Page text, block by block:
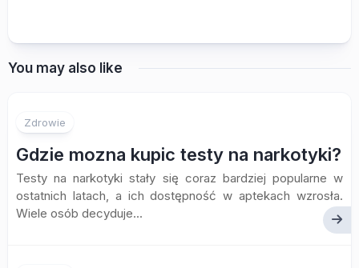
You may also like
Zdrowie
Gdzie mozna kupic testy na narkotyki?
Testy na narkotyki stały się coraz bardziej popularne w
ostatnich latach, a ich dostępność w aptekach wzrosła.
Wiele osób decyduje...